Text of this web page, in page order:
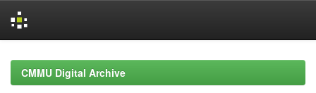
navigationCMMU Digital Archive